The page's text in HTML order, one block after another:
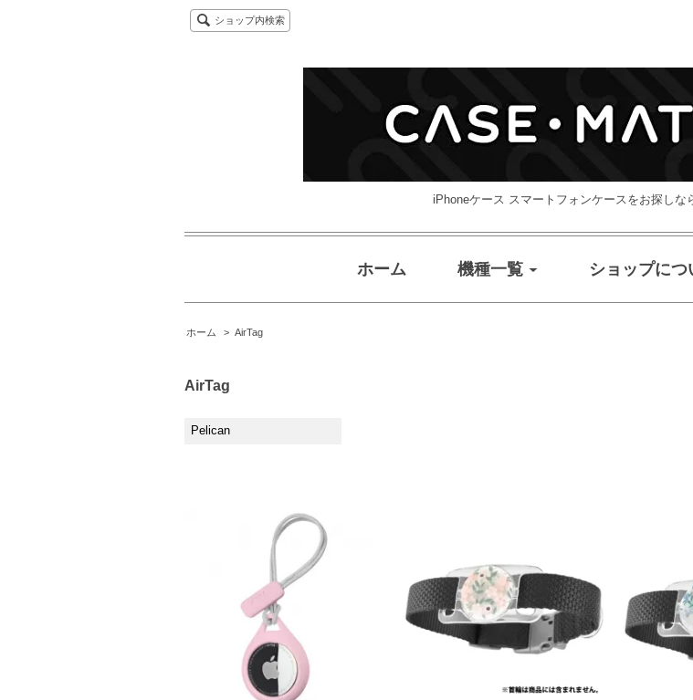
ショップ内検索
iPhoneケース スマートフォンケースをお探しな
ホーム 機種一覧 ショップにつ
ホーム > AirTag
AirTag
Pelican